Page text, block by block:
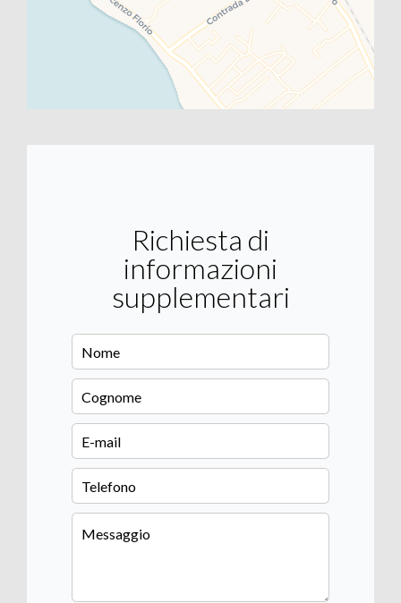
Richiesta di
informazioni
supplementari